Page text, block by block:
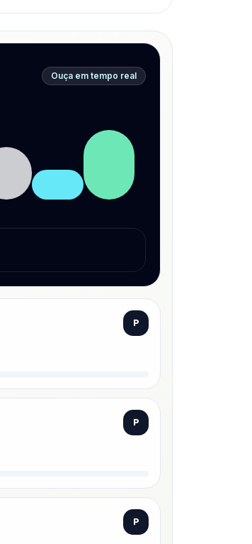
Ouça em tempo real
P
P
P